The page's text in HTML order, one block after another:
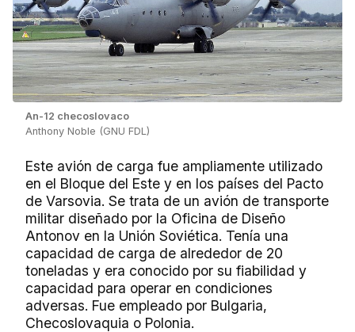
An-12 checoslovaco
Anthony Noble (GNU FDL)
Este avión de carga fue ampliamente utilizado
en el Bloque del Este y en los países del Pacto
de Varsovia. Se trata de un avión de transporte
militar diseñado por la Oficina de Diseño
Antonov en la Unión Soviética. Tenía una
capacidad de carga de alrededor de 20
toneladas y era conocido por su fiabilidad y
capacidad para operar en condiciones
adversas. Fue empleado por Bulgaria,
Checoslovaquia o Polonia.